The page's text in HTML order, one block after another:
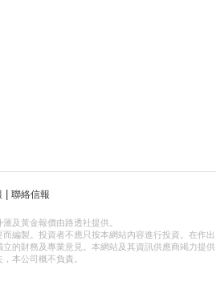
聯絡信報
及黃金報價由路透社提供。
編製。投資者不應只按本網站內容進行投資。在作出
的財務及專業意見。本網站及其資訊供應商竭力提供
本公司概不負責。